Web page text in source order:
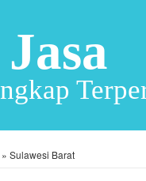
» Sulawesi Barat